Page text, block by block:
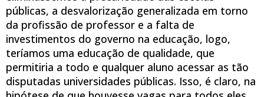
públicas, a desvalorização generalizada em torno
da profissão de professor e a falta de
investimentos do governo na educação, logo,
teríamos uma educação de qualidade, que
permitiria a todo e qualquer aluno acessar as tão
disputadas universidades públicas. Isso, é claro, na